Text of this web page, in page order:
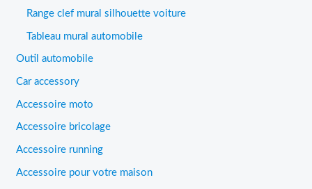
Range clef mural silhouette voiture
Tableau mural automobile
Outil automobile
Car accessory
Accessoire moto
Accessoire bricolage
Accessoire running
Accessoire pour votre maison